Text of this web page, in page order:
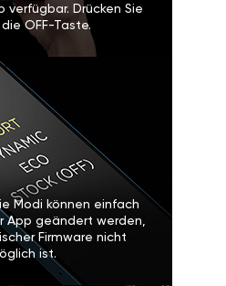
verfügbar. Drücken Sie
OFF-Taste.
Modi können einfach
App geändert werden,
Firmware nicht
ist.